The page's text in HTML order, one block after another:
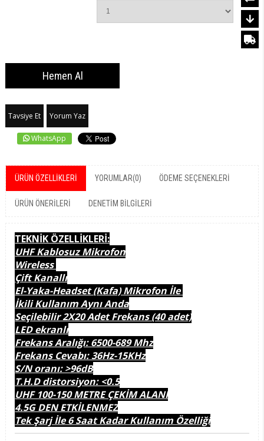
Tavsiye Et Yorum Yaz
WhatsApp
ÜRÜN ÖZELLIKLERI YORUMLAR(0) ÖDEME SEÇENEKLERI
ÜRÜN ÖNERILERI DENETIM BILGILERI
TEKNİK ÖZELLİKLERİ:
UHF Kablosuz Mikrofon
Wireless
Çift Kanallı
El-Yaka-Headset (Kafa) Mikrofon İle
İkili Kullanım Aynı Anda
Seçilebilir 2X20 Adet Frekans (40 adet)
LED ekranlı
Frekans Aralığı: 6500-689 Mhz
Frekans Cevabı: 36Hz-15KHz
S/N oranı: >96dB
T.H.D distorsiyon: <0.5
UHF 100-150 METRE ÇEKİM ALANI
4.5G DEN ETKİLENMEZ
Tek Şarj İle 6 Saat Kadar Kullanım Özelliği